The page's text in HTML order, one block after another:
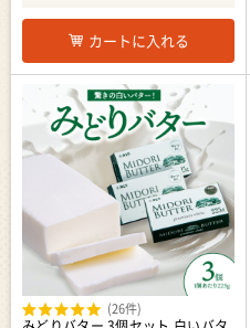
カートに入れる
(26件)